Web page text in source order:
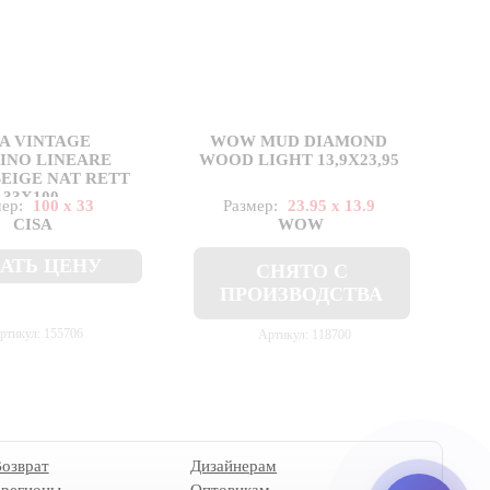
VINTAGE
LINEARE
NAT RETT
33X100100 x 33
CISA
155706
WOW MUD DIAMOND
WOOD LIGHT 13,9X23,95
Размер:
23.95 x 13.9
WOW
Артикул: 118700
Дизайнерам